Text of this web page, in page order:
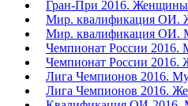
Гран-При 2016. Женщины
Мир. квалификация ОИ.
Мир. квалификация ОИ.
Чемпионат России
Чемпионат России
Лига Чемпионов 2016.
Лига Чемпионов 2016.